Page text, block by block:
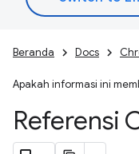
Beranda Docs
Apakah informasi ini
Referensi